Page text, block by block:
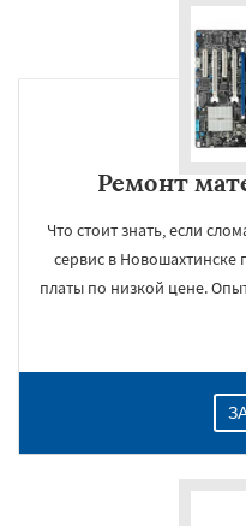
Ремонт
Что стоит знать, если
сервис в Новошахтинске
платы по низкой цене.